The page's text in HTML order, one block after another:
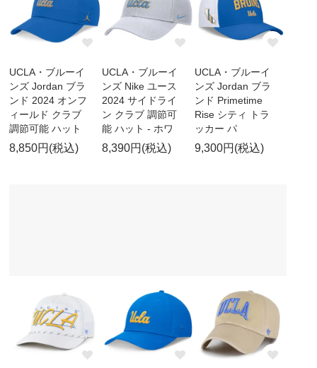
UCLA・ブルーイ
ンズ Jordan ブラ
ンド 2024 オンフ
ィールド クラブ
調節可能 ハット
8,850円(税込)
UCLA・ブルーイ
ンズ Nike ユース
2024 サイドライ
ン クラブ 調節可
能 ハット - ホワ
8,390円(税込)
UCLA・ブルーイ
ンズ Jordan ブラ
ンド Primetime
Rise シティ トラ
ッカー パ
9,300円(税込)